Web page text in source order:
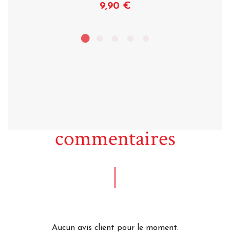
9,90 €
commentaires
Aucun avis client pour le moment.